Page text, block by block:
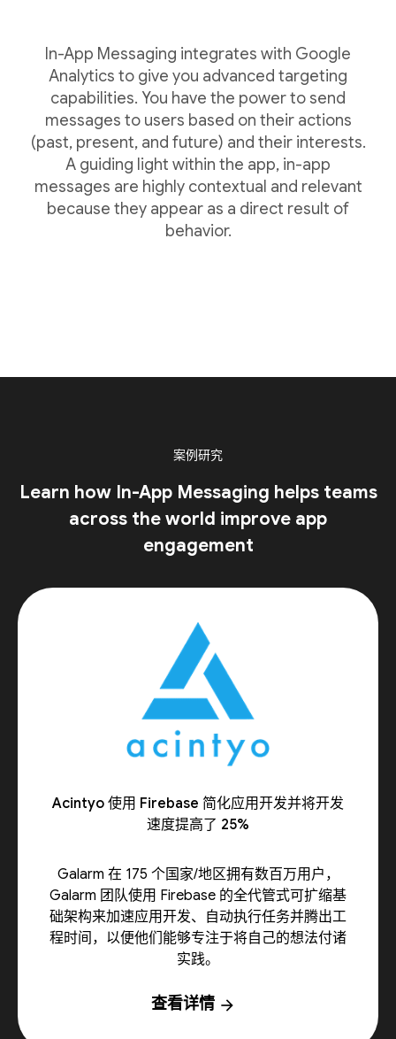
In-App Messaging integrates with Google
Analytics to give you advanced targeting
capabilities. You have the power to send
messages to users based on their actions
(past, present, and future) and their interests.
A guiding light within the app, in-app
messages are highly contextual and relevant
because they appear as a direct result of
behavior.
案例研究
Learn how In-App Messaging helps teams
across the world improve app
engagement
Acintyo 使用 Firebase 简化应用开发并将开发
速度提高了 25%
Galarm 在 175 个国家/地区拥有数百万用户，
Galarm 团队使用 Firebase 的全代管式可扩缩基
础架构来加速应用开发、自动执行任务并腾出工
程时间，以便他们能够专注于将自己的想法付诸
实践。
查看详情 arrow_forward